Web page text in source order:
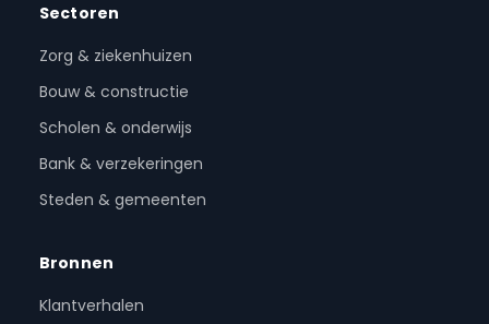
Sectoren
Zorg & ziekenhuizen
Bouw & constructie
Scholen & onderwijs
Bank & verzekeringen
Steden & gemeenten
Bronnen
Klantverhalen